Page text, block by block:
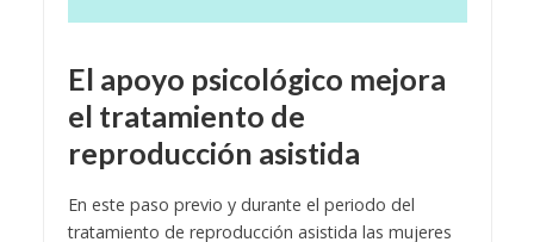
El apoyo psicológico mejora
el tratamiento de
reproducción asistida
En este paso previo y durante el periodo del
tratamiento de reproducción asistida las mujeres